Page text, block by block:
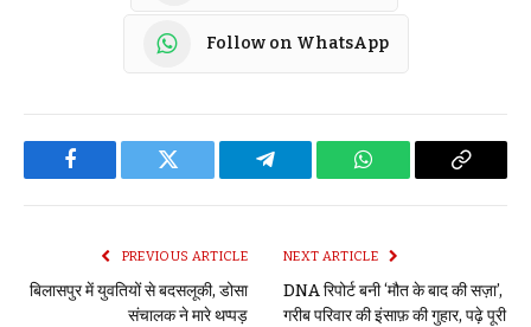
Follow on WhatsApp
Facebook Twitter Telegram WhatsApp Copy
PREVIOUS ARTICLE
बिलासपुर में युवतियों से बदसलूकी, डोसा
संचालक ने मारे थप्पड़
NEXT ARTICLE
DNA रिपोर्ट बनी ‘मौत के बाद की सज़ा’,
गरीब परिवार की इंसाफ़ की गुहार, पढ़े पूरी